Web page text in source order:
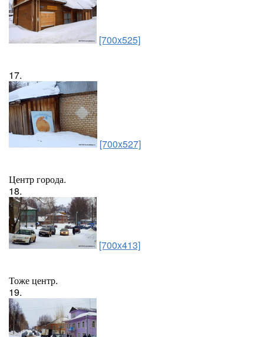
[700x525]
17.
[700x527]
Центр города.
18.
[700x413]
Тоже центр.
19.